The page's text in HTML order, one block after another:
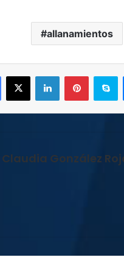
allanamientos
Facebook
X LinkedInPinterest
Claudia González